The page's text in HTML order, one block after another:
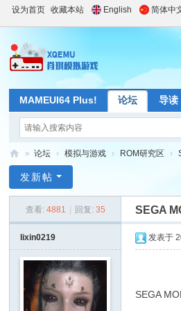
设为首页 收藏本站 English 简体中
MAMEUI64 Plus! 论坛 导读
琪
拟
» 论坛 › 模拟与游戏 › ROM研究区 ›
发新帖
查看: 4881 回复: 35 SEGA
lixin0219 发表于
SEGA